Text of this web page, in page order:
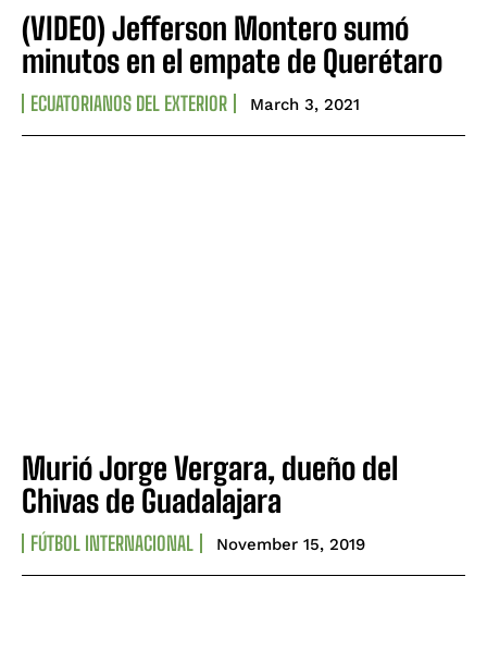
(VIDEO) Jefferson Montero sumó
minutos en el empate de Querétaro
ECUATORIANOS DEL EXTERIOR March 3, 2021
Murió Jorge Vergara, dueño del
Chivas de Guadalajara
FÚTBOL INTERNACIONAL November 15, 2019